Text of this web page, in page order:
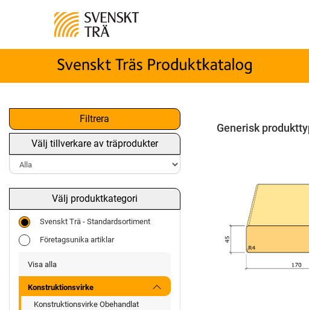
Filtrera
Välj tillverkare av träprodukter
Välj produktkategori
Svenskt Trä - Standardsortiment
Företagsunika artiklar
Visa alla
Konstruktionsvirke
Konstruktionsvirke Obehandlat
Generisk